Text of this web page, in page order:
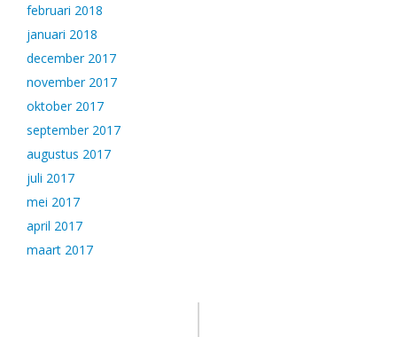
februari 2018
januari 2018
december 2017
november 2017
oktober 2017
september 2017
augustus 2017
juli 2017
mei 2017
april 2017
maart 2017